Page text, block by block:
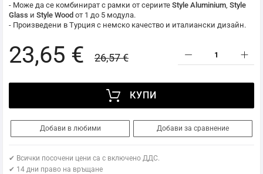
- Може да се комбинират с рамки от сериите Style Aluminium, Style
Glass и Style Wood от 1 до 5 модула.
- Произведени в Турция с немско качество и италиански дизайн.
23,65 € 26,57 €
КУПИ
Добави в любими Добави за сравнение
✔ Всички посочени цени са с включено ДДС.
✔ 14 дни право на връщане